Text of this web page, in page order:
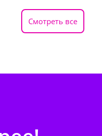
Смотреть все